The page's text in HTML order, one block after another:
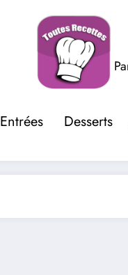
Entrées Desserts